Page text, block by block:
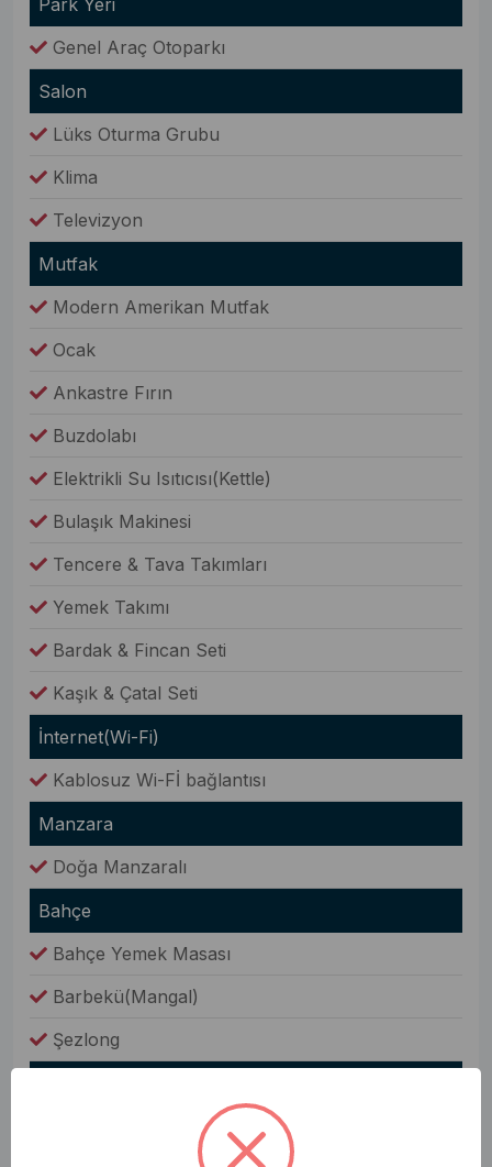
Park Yeri
Genel Araç Otoparkı
Salon
Lüks Oturma Grubu
Klima
Televizyon
Mutfak
Modern Amerikan Mutfak
Ocak
Ankastre Fırın
Buzdolabı
Elektrikli Su Isıtıcısı(Kettle)
Bulaşık Makinesi
Tencere & Tava Takımları
Yemek Takımı
Bardak & Fincan Seti
Kaşık & Çatal Seti
İnternet(Wi-Fi)
Kablosuz Wi-Fİ bağlantısı
Manzara
Doğa Manzaralı
Bahçe
Bahçe Yemek Masası
Barbekü(Mangal)
Şezlong
Saç Kurutma Makinesi